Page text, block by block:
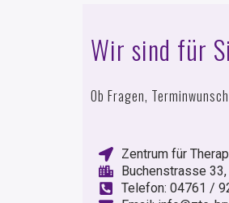
Wir sind für
Ob Fragen,
Zentrum für
Buchenstrasse
Telefon: 04761 /